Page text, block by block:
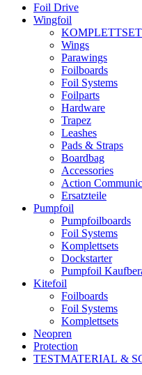
Foil Drive
Wingfoil
Wings
Parawings
Foilboards
Foil Systems
Foilparts
Hardware
Trapez
Leashes
Pads & Straps
Boardbag
Accessories
Action
Ersatzteile
Pumpfoil
Pumpfoilboards
Foil Systems
Komplettsets
Dockstarter
Pumpfoil
Kitefoil
Foilboards
Foil Systems
Komplettsets
Neopren
Protection
TESTMATERIAL &